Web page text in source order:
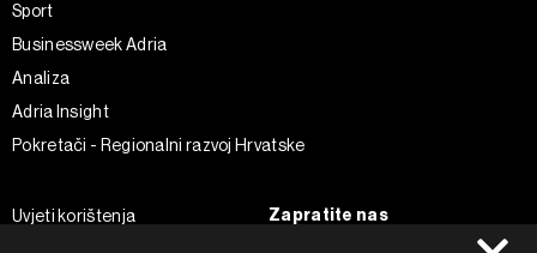
Sport
Businessweek Adria
Analiza
Adria Insight
Pokretači - Regionalni razvoj Hrvatske
Uvjeti korištenja
Zapratite nas